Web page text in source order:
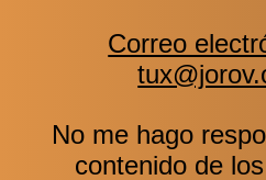
Correo
No me hago
contenido de